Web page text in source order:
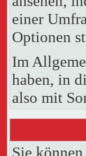
einer
Optionen
Im
haben, in
also mit
Sie